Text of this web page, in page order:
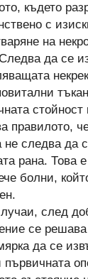
където
с
на
да се
стойност
правилото,
не следва да
рана. Това
болни,
след
се решава
да се